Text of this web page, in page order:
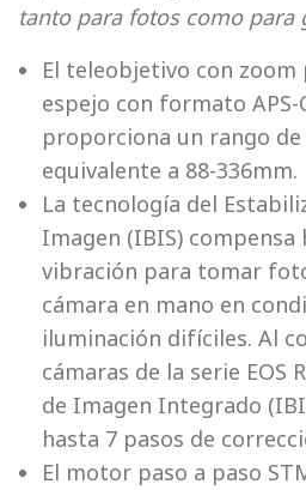
tanto para fotos como para
El teleobjetivo con zoom
espejo con formato APS-
proporciona un rango
equivalente a 88-336mm.
La tecnología del
Imagen (IBIS) compensa
vibración para tomar
cámara en mano en
iluminación difíciles. Al
cámaras de la serie EOS
de Imagen Integrado
hasta 7 pasos de
El motor paso a paso